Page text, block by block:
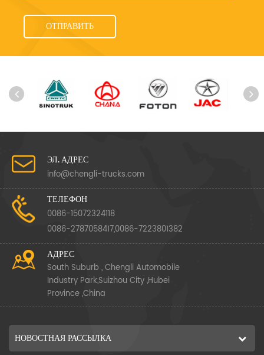
ЭЛ. АДРЕС
info@chengli-trucks.com
ТЕЛЕФОН
0086-15072324118
0086-2787058417,0086-7223801382
АДРЕС
South Suburb , Chengli Automobile
Industry Park,Suizhou City ,Hubei
Province ,China
НОВОСТНАЯ РАССЫЛКА